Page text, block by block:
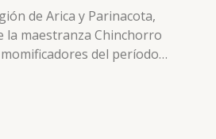
de Arica y Parinacota,
la maestranza Chinchorro
del período